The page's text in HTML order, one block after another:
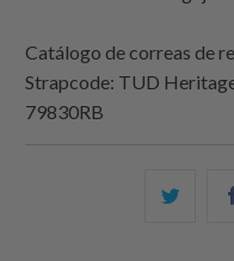
Catálogo de correas de
Strapcode: TUD
79830RB